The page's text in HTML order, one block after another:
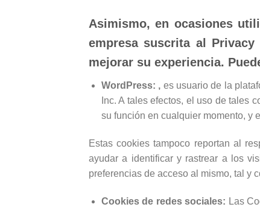
Asimismo, en ocasiones
empresa suscrita al
mejorar su experiencia.
WordPress: , es usuario de la
Inc. A tales efectos, el uso de tales
su función en cualquier momento, y
Estas cookies tampoco reportan al
ayudar a identificar y rastrear a los
preferencias de acceso al mismo, tal y
Cookies de redes sociales: Las